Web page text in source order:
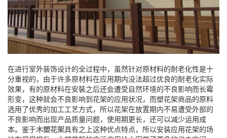
在进行室外装饰设计的全过程中，虽然针对原材料的耐老化性是十
分重视的，由于许多原材料在应用期内没法超过优良的耐老化实际
效果，有的原材料在安裝之后还会遭受自然环境的不良影响而长霉
形变，这种就会不良影响到花架的应用状况，而塑花架商品的原料
选用了优秀的加工工艺方式，所以花架在放置期内不易遭受外部的
不良影响而出现产品质量问题，使用期更长，还可以减少运用成
本。鉴于木塑花架具有之上这种优点特点，所以安装应用花架的场